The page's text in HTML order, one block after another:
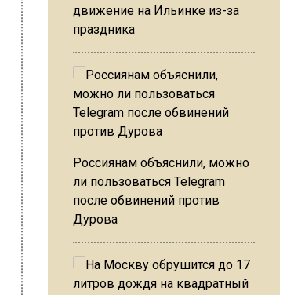
движение на Ильинке из-за
праздника
Россиянам объяснили, можно
ли пользоваться Telegram
после обвинений против
Дурова